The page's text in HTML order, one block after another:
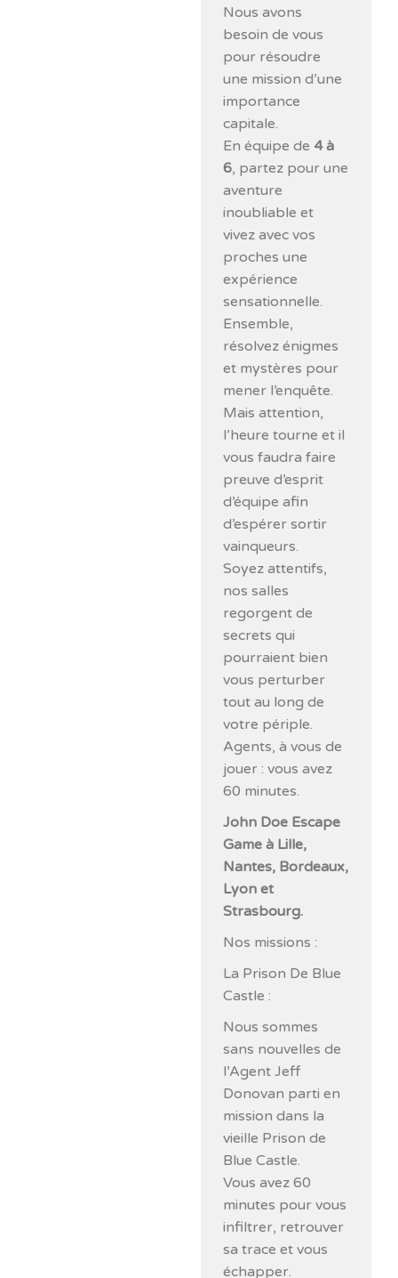
Nous avons
besoin de vous
pour résoudre
une mission d’une
importance
capitale.
En équipe de 4 à
6, partez pour une
aventure
inoubliable et
vivez avec vos
proches une
expérience
sensationnelle.
Ensemble,
résolvez énigmes
et mystères pour
mener l’enquête.
Mais attention,
l’heure tourne et il
vous faudra faire
preuve d’esprit
d’équipe afin
d’espérer sortir
vainqueurs.
Soyez attentifs,
nos salles
regorgent de
secrets qui
pourraient bien
vous perturber
tout au long de
votre périple.
Agents, à vous de
jouer : vous avez
60 minutes.
John Doe Escape
Game à Lille,
Nantes, Bordeaux,
Lyon et
Strasbourg.
Nos missions :
La Prison De Blue
Castle :
Nous sommes
sans nouvelles de
l’Agent Jeff
Donovan parti en
mission dans la
vieille Prison de
Blue Castle.
Vous avez 60
minutes pour vous
infiltrer, retrouver
sa trace et vous
échapper.